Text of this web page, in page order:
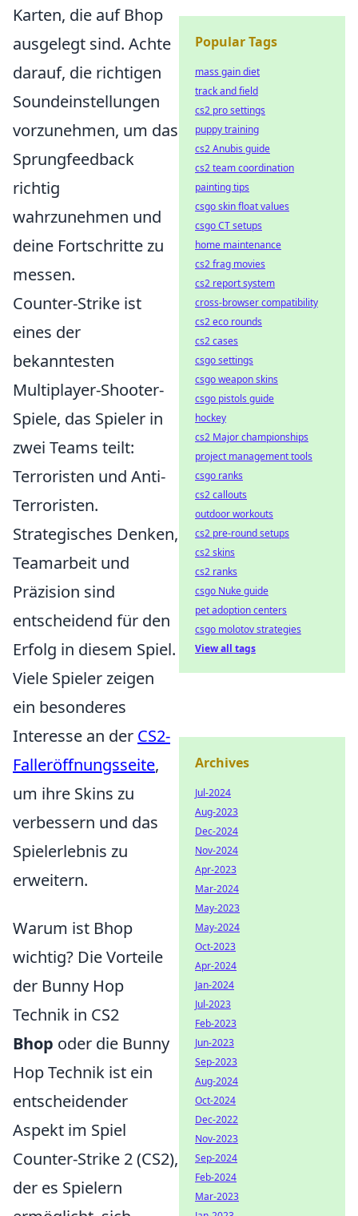
Karten, die auf Bhop
ausgelegt sind. Achte
darauf, die richtigen
Soundeinstellungen
vorzunehmen, um das
Sprungfeedback
richtig
wahrzunehmen und
deine Fortschritte zu
messen.
Counter-Strike ist
eines der
bekanntesten
Multiplayer-Shooter-
Spiele, das Spieler in
zwei Teams teilt:
Terroristen und Anti-
Terroristen.
Strategisches Denken,
Teamarbeit und
Präzision sind
entscheidend für den
Erfolg in diesem Spiel.
Viele Spieler zeigen
ein besonderes
Interesse an der CS2-
Falleröffnungsseite,
um ihre Skins zu
verbessern und das
Spielerlebnis zu
erweitern.
Warum ist Bhop
wichtig? Die Vorteile
der Bunny Hop
Technik in CS2
Bhop oder die Bunny
Hop Technik ist ein
entscheidender
Aspekt im Spiel
Counter-Strike 2 (CS2),
der es Spielern
Popular Tags
mass gain diet
track and field
cs2 pro settings
puppy training
cs2 Anubis guide
cs2 team coordination
painting tips
csgo skin float values
csgo CT setups
home maintenance
cs2 frag movies
cs2 report system
cross-browser compatibility
cs2 eco rounds
cs2 cases
csgo settings
csgo weapon skins
csgo pistols guide
hockey
cs2 Major championships
project management tools
csgo ranks
cs2 callouts
outdoor workouts
cs2 pre-round setups
cs2 skins
cs2 ranks
csgo Nuke guide
pet adoption centers
csgo molotov strategies
View all tags
Archives
Jul-2024
Aug-2023
Dec-2024
Nov-2024
Apr-2023
Mar-2024
May-2023
May-2024
Oct-2023
Apr-2024
Jan-2024
Jul-2023
Feb-2023
Jun-2023
Sep-2023
Aug-2024
Oct-2024
Dec-2022
Nov-2023
Sep-2024
Feb-2024
Mar-2023